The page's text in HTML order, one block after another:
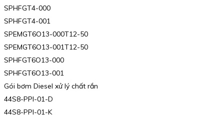
SPHFGT4-000
SPHFGT4-001
SPEMGT6O13-000T12-50
SPEMGT6O13-001T12-50
SPHFGT6O13-000
SPHFGT6O13-001
Gói bơm Diesel xử lý chất rắn
44S8-PPI-01-D
44S8-PPI-01-K